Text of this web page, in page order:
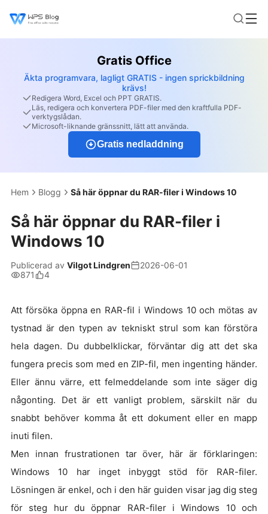
Gratis Office
Äkta programvara, lagligt GRATIS - ingen sprickbildning
krävs!
Redigera Word, Excel och PPT GRATIS.
Läs, redigera och konvertera PDF-filer med den kraftfulla PDF-
verktygslådan.
Microsoft-liknande gränssnitt, lätt att använda.
Gratis nedladdning
Hem Blogg Så här öppnar du RAR-filer i Windows 10
Så här öppnar du RAR-filer i
Windows 10
Publicerad av Vilgot Lindgren
2026-06-01
871
4
Att försöka öppna en RAR-fil i Windows 10 och mötas av
tystnad är den typen av tekniskt strul som kan förstöra
hela dagen. Du dubbelklickar, förväntar dig att det ska
fungera precis som med en ZIP-fil, men ingenting händer.
Eller ännu värre, ett felmeddelande som inte säger dig
någonting. Det är ett vanligt problem, särskilt när du
snabbt behöver komma åt ett dokument eller en mapp
inuti filen.
Men innan frustrationen tar över, här är förklaringen:
Windows 10 har inget inbyggt stöd för RAR-filer.
Lösningen är enkel, och i den här guiden visar jag dig steg
för steg hur du öppnar RAR-filer i Windows 10 och